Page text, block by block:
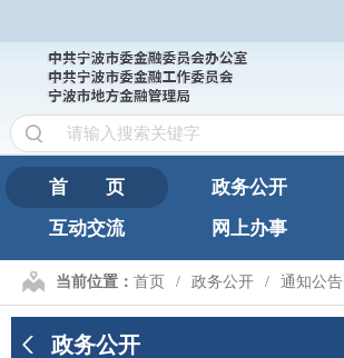
务
公
宁
波
互 首 页 政务公开
互动交流
网上办事
当前位置： 首页 政务公开 通知公告
政务公开